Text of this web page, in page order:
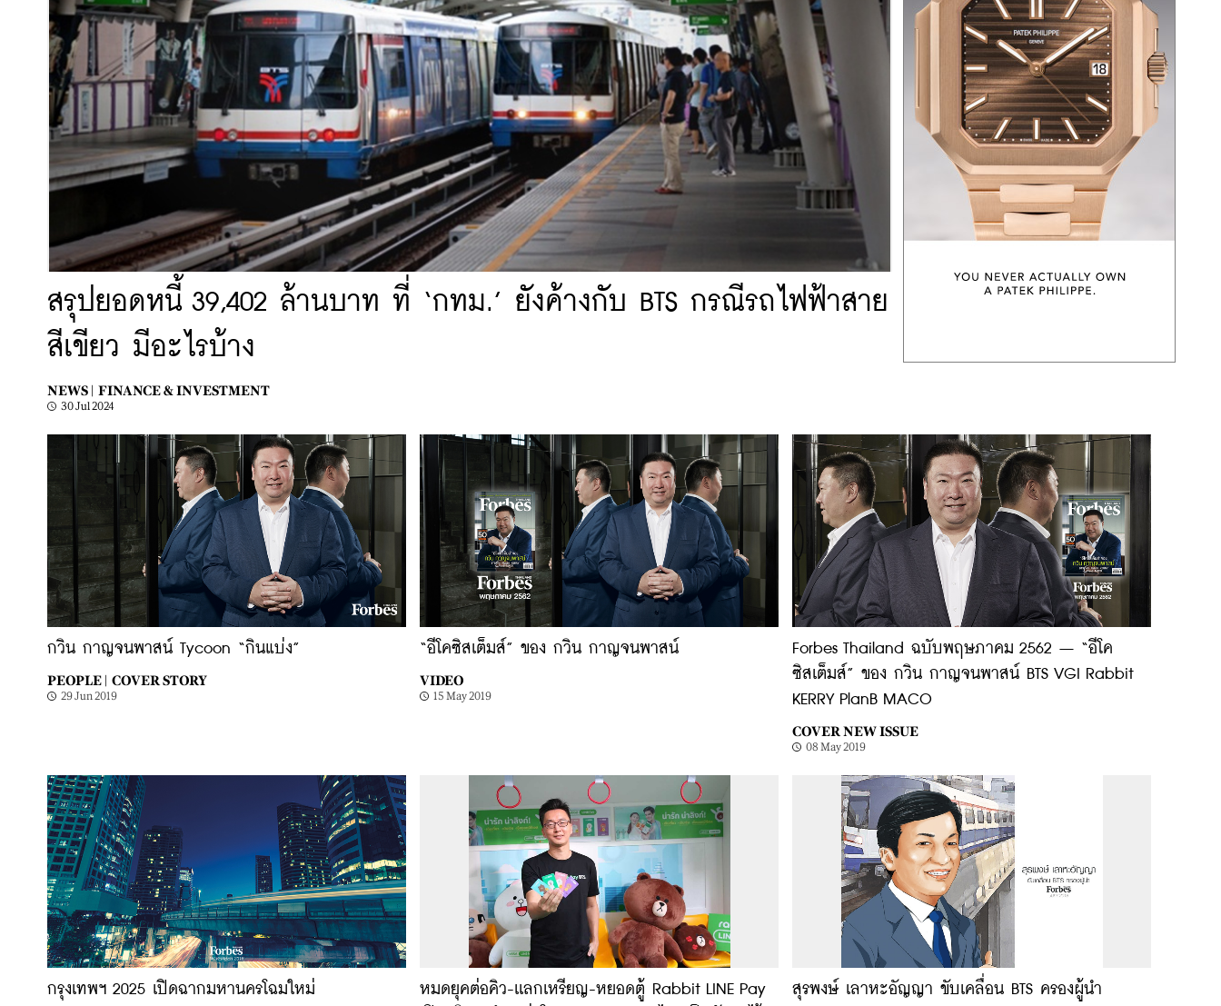
สรุปยอดหนี้ 39,402 ล้านบาท ที่ ‘กทม.’ ยังค้างกับ BTS กรณีรถไฟฟ้าสาย
สีเขียว มีอะไรบ้าง
NEWS | FINANCE & INVESTMENT
30 Jul 2024
กวิน กาญจนพาสน์ Tycoon “กินแบ่ง”
PEOPLE | COVER STORY
29 Jun 2019
“อีโคซิสเต็มส์” ของ กวิน กาญจนพาสน์
VIDEO
15 May 2019
Forbes Thailand ฉบับพฤษภาคม 2562 – “อีโค
ซิสเต็มส์” ของ กวิน กาญจนพาสน์ BTS VGI Rabbit
KERRY PlanB MACO
COVER NEW ISSUE
08 May 2019
กรุงเทพฯ 2025 เปิดฉากมหานครโฉมใหม่
หมดยุคต่อคิว-เเลกเหรียญ-หยอดตู้ Rabbit LINE Pay
สุรพงษ์ เลาหะอัญญา ขับเคลื่อน BTS ครองผู้นำ